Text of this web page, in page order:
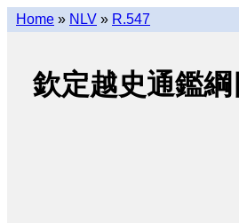
Home » NLV » R.547
欽定越史通鑑